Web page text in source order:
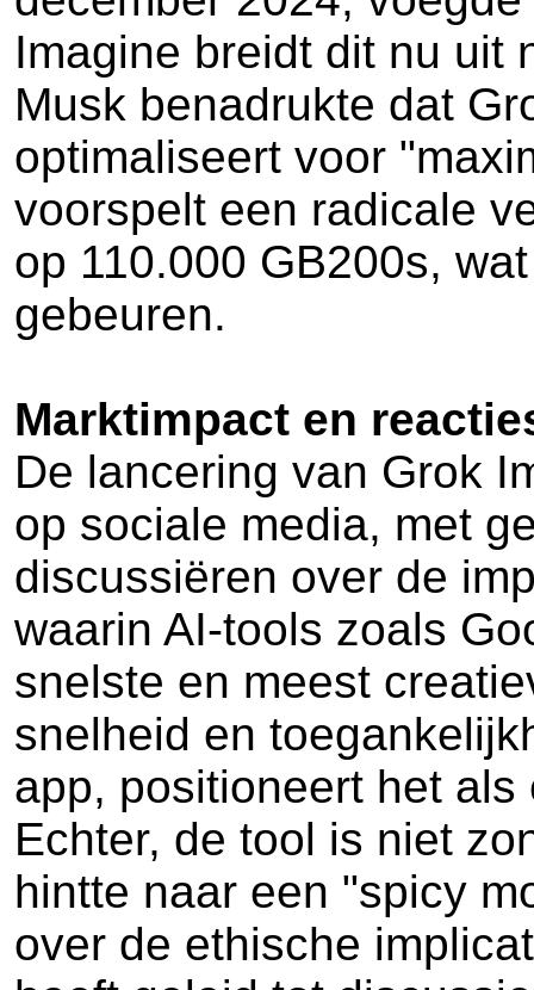
Imagine breidt dit nu uit
Musk benadrukte dat
optimaliseert voor
voorspelt een radicale
op 110.000 GB200s,
gebeuren.
Marktimpact en
De lancering van Grok
op sociale media, met
discussiëren over de
waarin AI-tools zoals
snelste en meest
snelheid en
app, positioneert het
Echter, de tool is niet
hintte naar een "spicy
over de ethische